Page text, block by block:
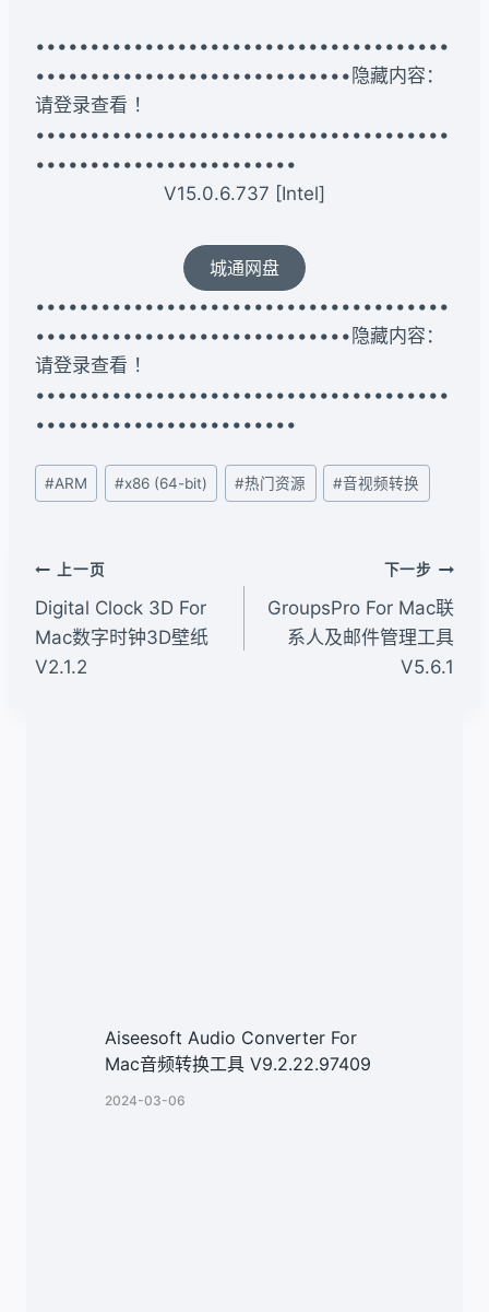
••••••••••••••••••••••••••••••••••••••
•••••••••••••••••••••••••••••隐藏内容：
请登录查看 ！
••••••••••••••••••••••••••••••••••••••
••••••••••••••••••••••••
V15.0.6.737 [Intel]
城通网盘
••••••••••••••••••••••••••••••••••••••
•••••••••••••••••••••••••••••隐藏内容：
请登录查看 ！
••••••••••••••••••••••••••••••••••••••
••••••••••••••••••••••••
文
章
签：
#ARM #x86 (64-bit) #热门资源 #音视频转换
文
章
导
航
上一页
Digital Clock 3D For
Mac数字时钟3D壁纸
V2.1.2
下一步
GroupsPro For Mac联
系人及邮件管理工具
V5.6.1
Aiseesoft Audio Converter For
Mac音频转换工具 V9.2.22.97409
2024-03-06